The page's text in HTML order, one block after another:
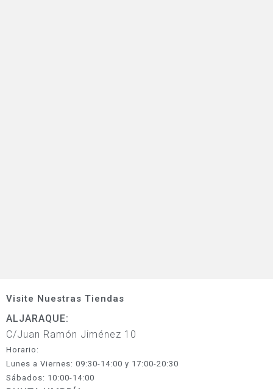
Visite Nuestras Tiendas
ALJARAQUE:
C/Juan Ramón Jiménez 10
Horario:
Lunes a Viernes: 09:30-14:00 y 17:00-20:30
Sábados: 10:00-14:00